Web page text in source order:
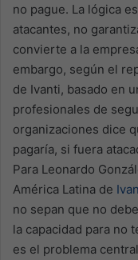
no pague. La lógica
atacantes, no
convierte a la
embargo, según el
de Ivanti, basado en
profesionales de
organizaciones dice
pagaría, si fuera
Para Leonardo
América Latina de
no sepan que no
la capacidad para no
es el problema